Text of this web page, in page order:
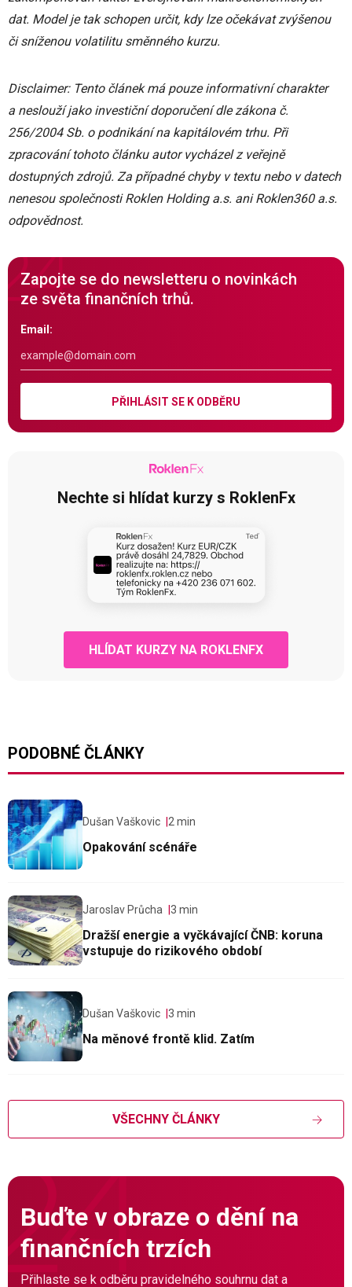
dat. Model je tak schopen určit, kdy lze očekávat zvýšenou
či sníženou volatilitu směnného kurzu.
Disclaimer: Tento článek má pouze informativní charakter
a neslouží jako investiční doporučení dle zákona č.
256/2004 Sb. o podnikání na kapitálovém trhu. Při
zpracování tohoto článku autor vycházel z veřejně
dostupných zdrojů. Za případné chyby v textu nebo v datech
nenesou společnosti Roklen Holding a.s. ani Roklen360 a.s.
odpovědnost.
Zapojte se do newsletteru o novinkách
ze světa finančních trhů.
Email:
PŘIHLÁSIT SE K ODBĚRU
Nechte si hlídat kurzy s RoklenFx
HLÍDAT KURZY NA ROKLENFX
PODOBNÉ ČLÁNKY
Dušan Vaškovic 2 min
Opakování scénáře
Jaroslav Průcha 3 min
Dražší energie a vyčkávající ČNB: koruna
vstupuje do rizikového období
Dušan Vaškovic 3 min
Na měnové frontě klid. Zatím
VŠECHNY ČLÁNKY
Buďte v obraze o dění na
finančních trzích
Přihlaste se k odběru pravidelného souhrnu dat a